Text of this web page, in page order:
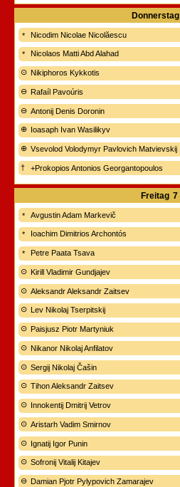
Donnerstag
Nicodim Nicolae Nicolăescu
Nicolaos Matti Abd Alahad
Nikiphoros Kykkotis
Rafaíl Pavoúris
Antonij Denis Doronin
Ioasaph Ivan Wasilikyv
Vsevolod Volodymyr Pavlovich Matvievskij
+Prokopios Antonios Georgantopoulos
Freitag 7
Avgustin Adam Markevič
Ioachim Dimitrios Archontós
Petre Paata Tsava
Kirill Vladimir Gundjajev
Aleksandr Aleksandr Zaitsev
Lev Nikolaj Tserpitskij
Paisjusz Piotr Martyniuk
Nikanor Nikolaj Anfilatov
Sergij Nikolaj Čašin
Tihon Aleksandr Zaitsev
Innokentij Dmitrij Vetrov
Aristarh Vadim Smirnov
Ignatij Igor Punin
Sofronij Vitalij Kitajev
Damian Pjotr Pylypovich Zamarajev